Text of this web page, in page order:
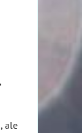
ale